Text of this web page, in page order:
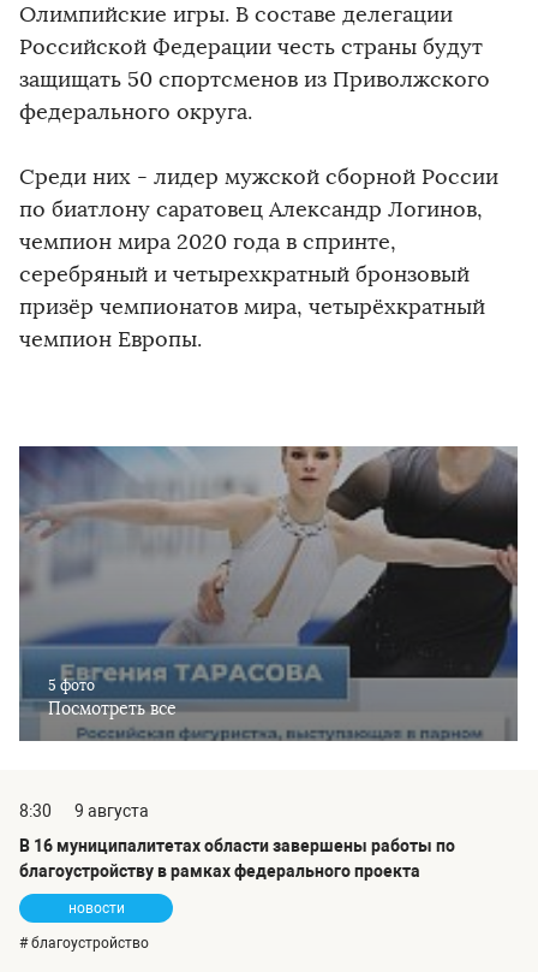
Олимпийские игры. В составе делегации
Российской Федерации честь страны будут
защищать 50 спортсменов из Приволжского
федерального округа.
Среди них - лидер мужской сборной России
по биатлону саратовец Александр Логинов,
чемпион мира 2020 года в спринте,
серебряный и четырехкратный бронзовый
призёр чемпионатов мира, четырёхкратный
чемпион Европы.
5 фото
Посмотреть все
8:30
9 августа
В 16 муниципалитетах области завершены работы по
благоустройству в рамках федерального проекта
новости
# благоустройство